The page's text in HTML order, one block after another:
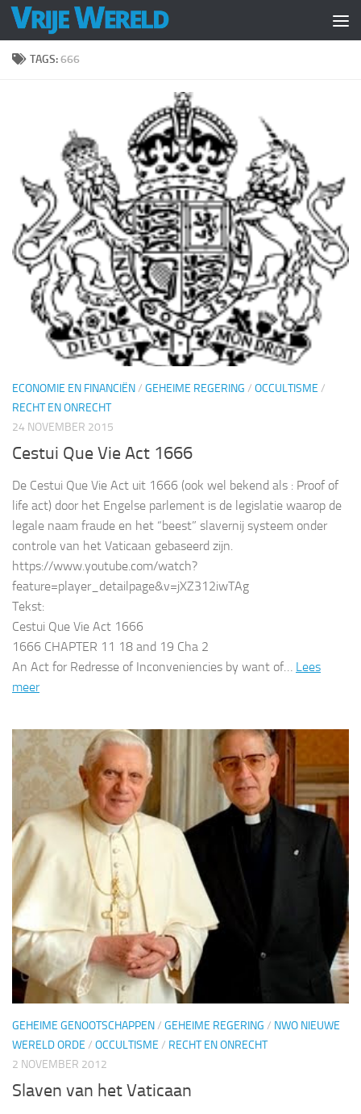
Doorgaan naar inhoud
TAGS:666
ECONOMIE EN FINANCIËN/ GEHEIME REGERING / OCCULTISME /
RECHT EN ONRECHT
24 NOVEMBER 2015
Cestui Que Vie Act 1666
De Cestui Que Vie Act uit 1666 (ook wel bekend als : Proof of
life act) door het Engelse parlement is de legislatie waarop de
legale naam fraude en het “beest” slavernij systeem onder
controle van het Vaticaan gebaseerd zijn.
https://www.youtube.com/watch?
feature=player_detailpage&v=jXZ312iwTAg
Tekst:
Cestui Que Vie Act 1666
1666 CHAPTER 11 18 and 19 Cha 2
An Act for Redresse of Inconveniencies by want of… Lees
meer
GEHEIME GENOOTSCHAPPEN/ GEHEIME REGERING / NWO NIEUWE
WERELD ORDE / OCCULTISME / RECHT EN ONRECHT
2 NOVEMBER 2012
Slaven van het Vaticaan